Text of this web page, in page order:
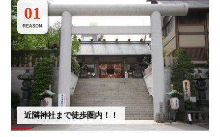
01
REASON
近隣神社まで徒歩圏内！！